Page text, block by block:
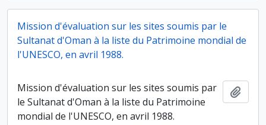
Mission d'évaluation sur les sites soumis par le
Sultanat d'Oman à la liste du Patrimoine mondial de
l'UNESCO, en avril 1988.
Mission d'évaluation sur les sites soumis par
le Sultanat d'Oman à la liste du Patrimoine
mondial de l'UNESCO, en avril 1988.